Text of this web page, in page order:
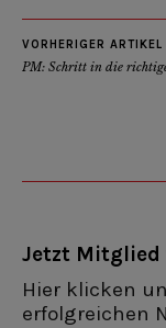
VORHERIGER ARTIKEL
PM: Schritt in die
Jetzt Mitglied
Hier klicken
erfolgreichen